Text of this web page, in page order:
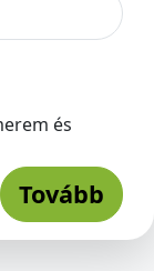
és
Tovább